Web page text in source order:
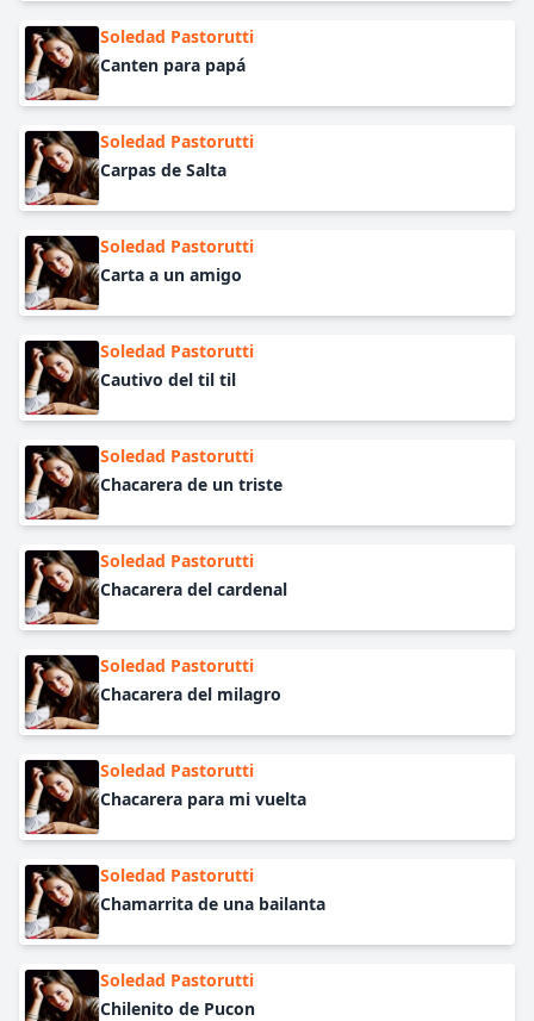
Soledad Pastorutti
Canten para papá
Soledad Pastorutti
Carpas de Salta
Soledad Pastorutti
Carta a un amigo
Soledad Pastorutti
Cautivo del til til
Soledad Pastorutti
Chacarera de un triste
Soledad Pastorutti
Chacarera del cardenal
Soledad Pastorutti
Chacarera del milagro
Soledad Pastorutti
Chacarera para mi vuelta
Soledad Pastorutti
Chamarrita de una bailanta
Soledad Pastorutti
Chilenito de Pucon